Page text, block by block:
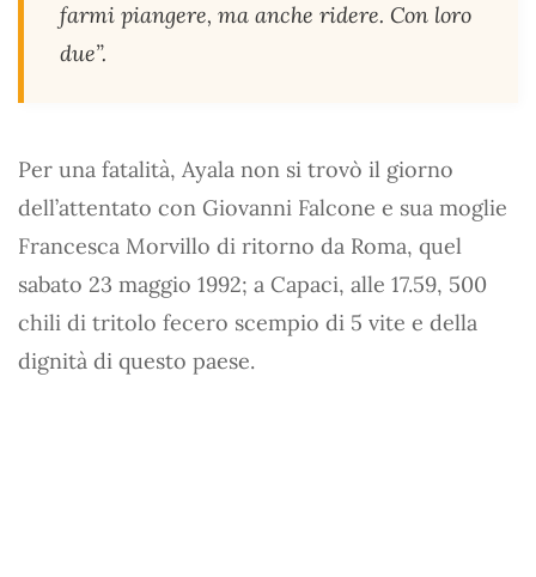
farmi piangere, ma anche ridere. Con loro
due”.
Per una fatalità, Ayala non si trovò il giorno
dell’attentato con Giovanni Falcone e sua moglie
Francesca Morvillo di ritorno da Roma, quel
sabato 23 maggio 1992; a Capaci, alle 17.59, 500
chili di tritolo fecero scempio di 5 vite e della
dignità di questo paese.